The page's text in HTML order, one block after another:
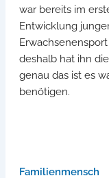
war bereits im
Entwicklung
deshalb hat ihn
genau das ist es
benötigen.
Familienmensch